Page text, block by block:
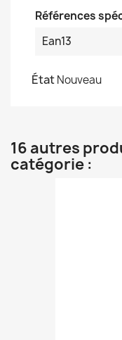
Références
Ean13
ÉtatNouveau
16 autres
catégorie :